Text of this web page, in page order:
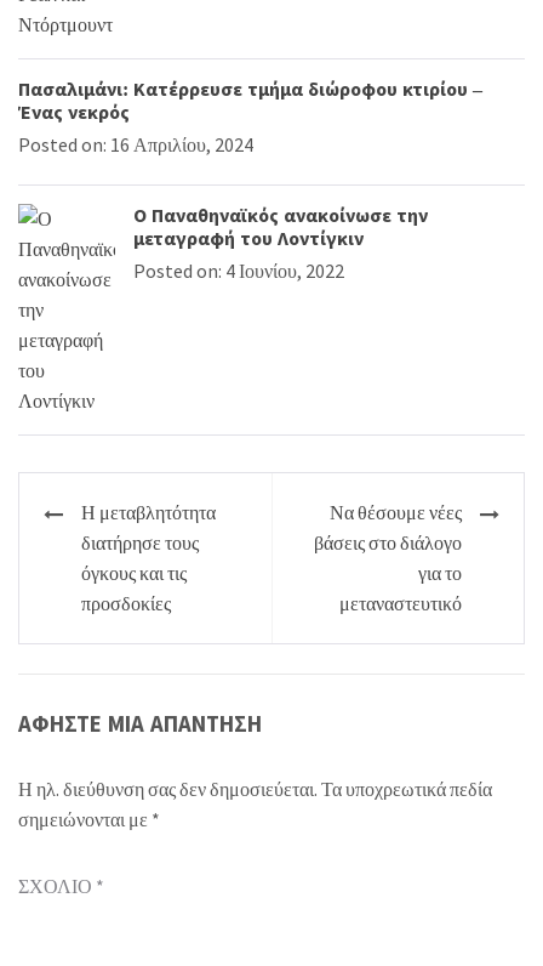
Πασαλιμάνι: Κατέρρευσε τμήμα διώροφου κτιρίου –
Ένας νεκρός
Posted on: 16 Απριλίου, 2024
Ο Παναθηναϊκός ανακοίνωσε την
μεταγραφή του Λοντίγκιν
Posted on: 4 Ιουνίου, 2022
Πλοήγηση
άρθρων
Η μεταβλητότητα
διατήρησε τους
όγκους και τις
προσδοκίες
Να θέσουμε νέες
βάσεις στο διάλογο
για το
μεταναστευτικό
ΑΦΉΣΤΕ ΜΙΑ ΑΠΆΝΤΗΣΗ
Η ηλ. διεύθυνση σας δεν δημοσιεύεται. Τα υποχρεωτικά πεδία
σημειώνονται με *
ΣΧΌΛΙΟ *